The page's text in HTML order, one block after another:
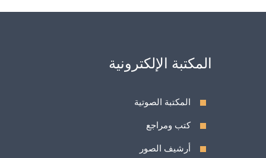
المكتبة الإلكترونية
المكتبة الصوتية
كتب ومراجع
أرشيف الصور